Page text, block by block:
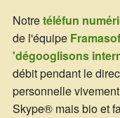
Notretéléfun
de l'équipe
'dégooglisons
débit pendant le
personnelle
Skype® mais bio et